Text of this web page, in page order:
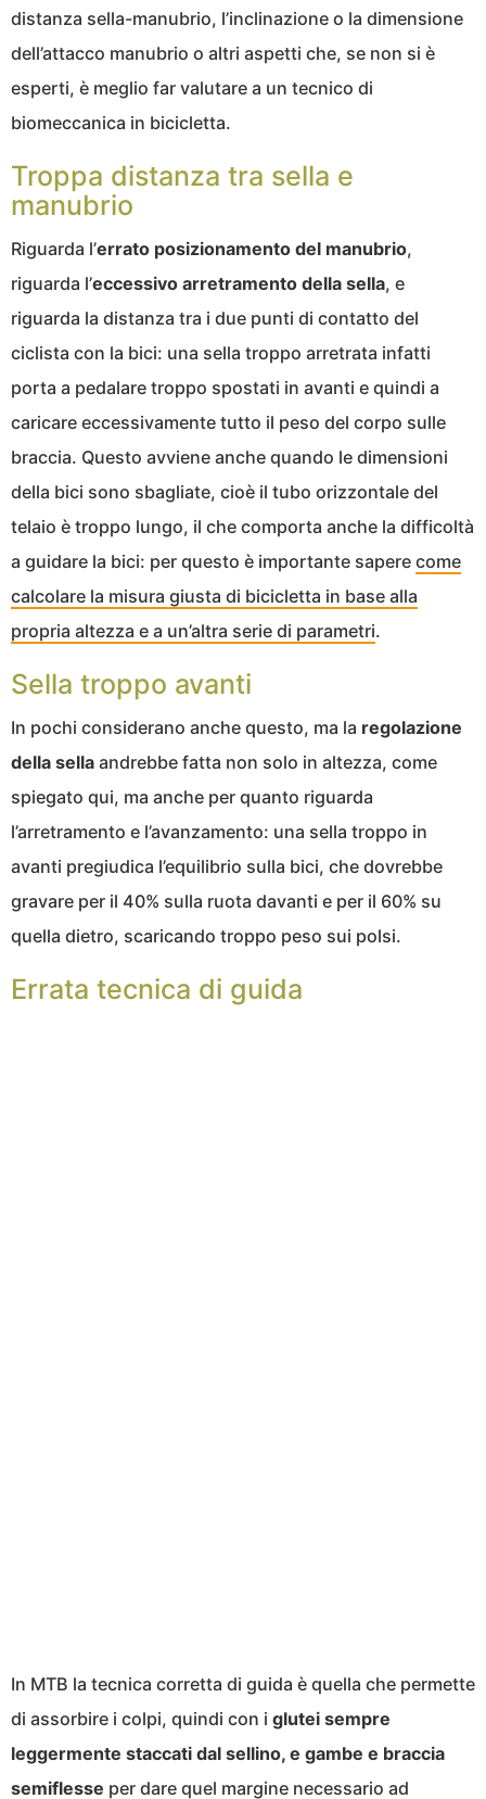
distanza sella-manubrio, l’inclinazione o la dimensione
dell’attacco manubrio o altri aspetti che, se non si è
esperti, è meglio far valutare a un tecnico di
biomeccanica in bicicletta.
Troppa distanza tra sella e
manubrio
Riguarda l’errato posizionamento del manubrio,
riguarda l’eccessivo arretramento della sella, e
riguarda la distanza tra i due punti di contatto del
ciclista con la bici: una sella troppo arretrata infatti
porta a pedalare troppo spostati in avanti e quindi a
caricare eccessivamente tutto il peso del corpo sulle
braccia. Questo avviene anche quando le dimensioni
della bici sono sbagliate, cioè il tubo orizzontale del
telaio è troppo lungo, il che comporta anche la difficoltà
a guidare la bici: per questo è importante sapere come
calcolare la misura giusta di bicicletta in base alla
propria altezza e a un’altra serie di parametri.
Sella troppo avanti
In pochi considerano anche questo, ma la regolazione
della sella andrebbe fatta non solo in altezza, come
spiegato qui, ma anche per quanto riguarda
l’arretramento e l’avanzamento: una sella troppo in
avanti pregiudica l’equilibrio sulla bici, che dovrebbe
gravare per il 40% sulla ruota davanti e per il 60% su
quella dietro, scaricando troppo peso sui polsi.
Errata tecnica di guida
In MTB la tecnica corretta di guida è quella che permette
di assorbire i colpi, quindi con i glutei sempre
leggermente staccati dal sellino, e gambe e braccia
semiflesse per dare quel margine necessario ad